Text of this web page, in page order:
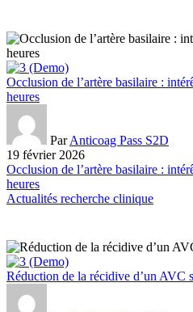
Occlusion de l’artère basilaire :
heures
ParAnticoag Pass S2D
19 février 2026
Occlusion de l’artère basilaire :
heures
Actualités recherche clinique
Réduction de la récidive d’un AVC